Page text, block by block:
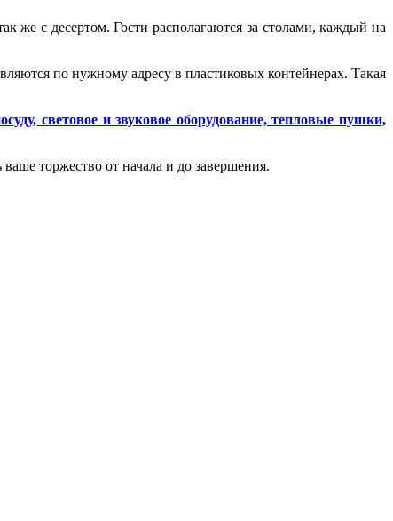
же с десертом. Гости располагаются за столами, каждый на
по нужному адресу в пластиковых контейнерах. Такая
световое и звуковое оборудование, тепловые пушки,
торжество от начала и до завершения.